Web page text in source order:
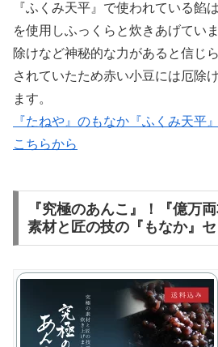
『ふくみ天平』で使われている餡
を使用しふっくらと炊きあげてい
除けなど神秘的な力があると信じ
されていたため赤い小豆には厄除
ます。
『たねや』のもなか『ふくみ天平
こちらから
『究極のあんこ』！『億万
素材と匠の技の『もなか』セ